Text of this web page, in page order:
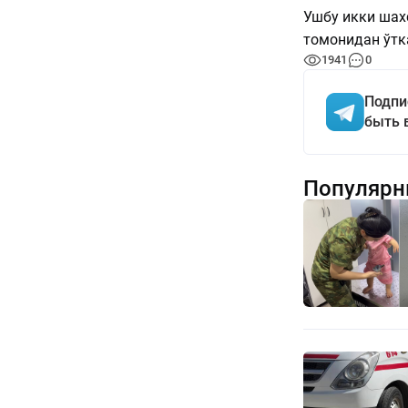
Ушбу икки
томонидан
1941 0
быть